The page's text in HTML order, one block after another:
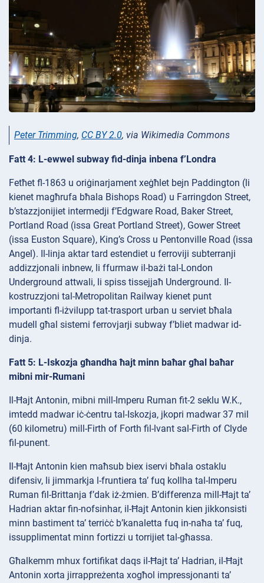
Peter Trimming, CC BY 2.0, via Wikimedia Commons
Fatt 4: L-ewwel subway fid-dinja inbena f’Londra
Fetħet fl-1863 u oriġinarjament xeġħlet bejn Paddington (li
kienet magħrufa bħala Bishops Road) u Farringdon Street,
b’stazzjonijiet intermedji f’Edgware Road, Baker Street,
Portland Road (issa Great Portland Street), Gower Street
(issa Euston Square), King’s Cross u Pentonville Road (issa
Angel). Il-linja aktar tard estendiet u ferroviji subterranji
addizzjonali inbnew, li ffurmaw il-bażi tal-London
Underground attwali, li spiss tissejjaħ Underground. Il-
kostruzzjoni tal-Metropolitan Railway kienet punt
importanti fl-iżvilupp tat-trasport urban u serviet bħala
mudell għal sistemi ferrovjarji subway f’bliet madwar id-
dinja.
Fatt 5: L-Iskozja għandha ħajt minn baħar għal baħar
mibni mir-Rumani
Il-Ħajt Antonin, mibni mill-Imperu Ruman fit-2 seklu W.K.,
imtedd madwar iċ-ċentru tal-Iskozja, jkopri madwar 37 mil
(60 kilometru) mill-Firth of Forth fil-lvant sal-Firth of Clyde
fil-punent.
Il-Ħajt Antonin kien maħsub biex iservi bħala ostaklu
difensiv, li jimmarkja l-fruntiera ta’ fuq kollha tal-Imperu
Ruman fil-Brittanja f’dak iż-żmien. B’differenza mill-Ħajt ta’
Hadrian aktar fin-nofsinhar, il-Ħajt Antonin kien jikkonsisti
minn bastiment ta’ terriċċ b’kanaletta fuq in-naħa ta’ fuq,
issupplimentat minn fortizzi u torrijiet tal-għassa.
Għalkemm mhux fortifikat daqs il-Ħajt ta’ Hadrian, il-Ħajt
Antonin xorta jirrappreżenta xogħol impressjonanti ta’